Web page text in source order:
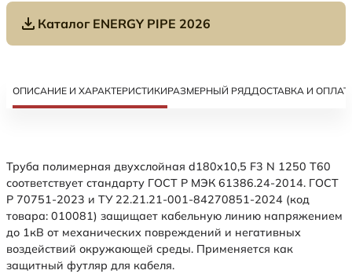
Каталог ENERGY PIPE 2026
ОПИСАНИЕ И ХАРАКТЕРИСТИКИРАЗМЕРНЫЙ РЯДДОСТАВКА И
Труба полимерная двухслойная d180x10,5 F3 N 1250 Т60
соответствует стандарту ГОСТ Р МЭК 61386.24-2014. ГОСТ
Р 70751-2023 и ТУ 22.21.21-001-84270851-2024 (код
товара: 010081) защищает кабельную линию напряжением
до 1кВ от механических повреждений и негативных
воздействий окружающей среды. Применяется как
защитный футляр для кабеля.